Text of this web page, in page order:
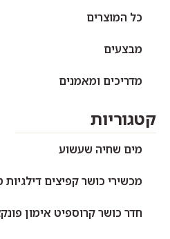
כל המוצרים
מבצעים
מדריכים ומאמנים
קטגוריות
מים שחיה שעשוע
מכשירי כושר קפיצים
חדר כושר קרוספיט אימון